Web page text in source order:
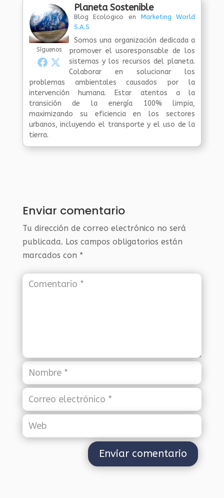
Síguenos
Planeta Sostenible
Blog Ecologico en Marketing World
S.A.S
Somos una organización dedicada a
promover el usoresponsable de los
sistemas y los recursos del planeta.
Colaborar en solucionar los
problemas ambientales causados por la
intervención humana. Estar atentos a la
transición de la energía 100% limpia,
maximizando su eficiencia en los sectores
urbanos, incluyendo el transporte y el uso de la
tierra.
Enviar comentario
Tu dirección de correo electrónico no será
publicada. Los campos obligatorios están
marcados con *